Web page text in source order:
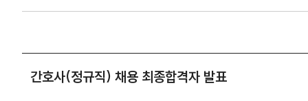
간호사(정규직) 채용 최종합격자 발표